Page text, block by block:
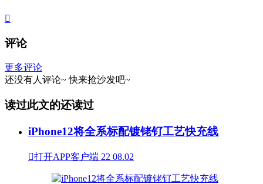

评论
更多评论
还没有人评论~ 快来抢沙发吧~
读过此文的还读过
iPhone12将全系标配镀铑钌工艺快充线
打开APP客户端 22 08.02